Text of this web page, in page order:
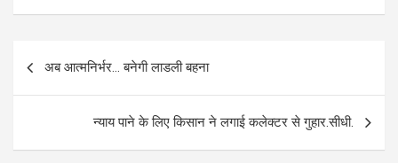
अब आत्मनिर्भर… बनेगी लाडली बहना
न्याय पाने के लिए किसान ने लगाई कलेक्टर से गुहार.सीधी.